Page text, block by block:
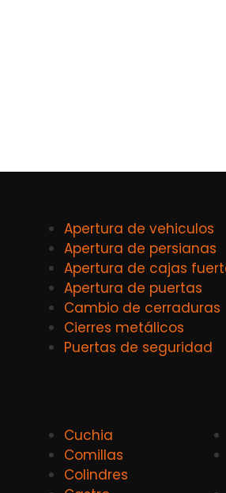
Apertura de vehiculos
Apertura de persianas
Apertura de cajas
Apertura de puertas
Cambio de cerraduras
Cierres metálicos
Puertas de seguridad
Cuchia
Comillas
Colindres